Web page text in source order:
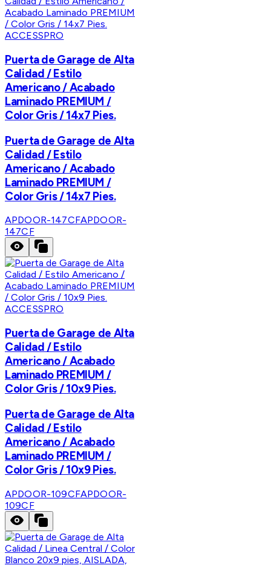
ACCESSPRO
Puerta de Garage de Alta
Calidad / Estilo
Americano / Acabado
Laminado PREMIUM /
Color Gris / 14x7 Pies.
Puerta de Garage de Alta
Calidad / Estilo
Americano / Acabado
Laminado PREMIUM /
Color Gris / 14x7 Pies.
APDOOR-147CFAPDOOR-
147CF
ACCESSPRO
Puerta de Garage de Alta
Calidad / Estilo
Americano / Acabado
Laminado PREMIUM /
Color Gris / 10x9 Pies.
Puerta de Garage de Alta
Calidad / Estilo
Americano / Acabado
Laminado PREMIUM /
Color Gris / 10x9 Pies.
APDOOR-109CFAPDOOR-
109CF